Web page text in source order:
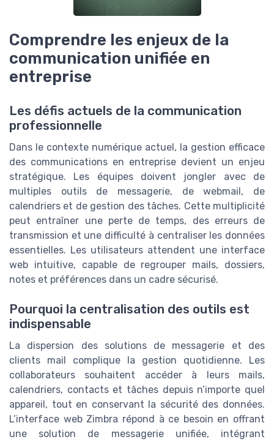
Comprendre les enjeux de la
communication unifiée en
entreprise
Les défis actuels de la communication
professionnelle
Dans le contexte numérique actuel, la gestion efficace
des communications en entreprise devient un enjeu
stratégique. Les équipes doivent jongler avec de
multiples outils de messagerie, de webmail, de
calendriers et de gestion des tâches. Cette multiplicité
peut entraîner une perte de temps, des erreurs de
transmission et une difficulté à centraliser les données
essentielles. Les utilisateurs attendent une interface
web intuitive, capable de regrouper mails, dossiers,
notes et préférences dans un cadre sécurisé.
Pourquoi la centralisation des outils est
indispensable
La dispersion des solutions de messagerie et des
clients mail complique la gestion quotidienne. Les
collaborateurs souhaitent accéder à leurs mails,
calendriers, contacts et tâches depuis n’importe quel
appareil, tout en conservant la sécurité des données.
L’interface web Zimbra répond à ce besoin en offrant
une solution de messagerie unifiée, intégrant